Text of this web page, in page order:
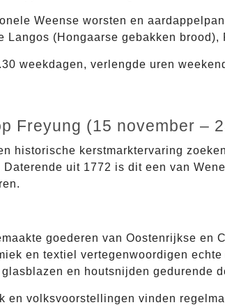
Weense worsten en
Langos (Hongaarse gebakken
weekdagen, verlengde uren
Freyung (15 november –
historische kerstmarktervaring
uit 1772 is dit een van
goederen van Oostenrijkse
en textiel vertegenwoordigen
en houtsnijden gedurende
en volksvoorstellingen vinden